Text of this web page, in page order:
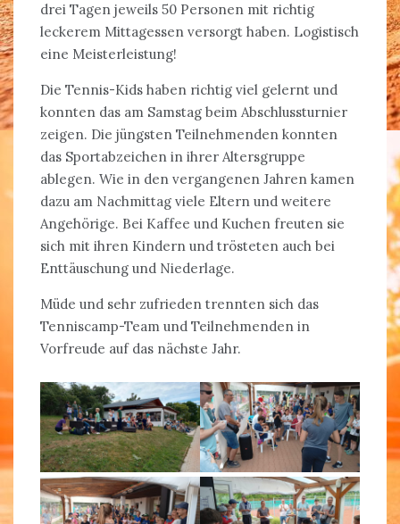
drei Tagen jeweils 50 Personen mit richtig
leckerem Mittagessen versorgt haben. Logistisch
eine Meisterleistung!
Die Tennis-Kids haben richtig viel gelernt und
konnten das am Samstag beim Abschlussturnier
zeigen. Die jüngsten Teilnehmenden konnten
das Sportabzeichen in ihrer Altersgruppe
ablegen. Wie in den vergangenen Jahren kamen
dazu am Nachmittag viele Eltern und weitere
Angehörige. Bei Kaffee und Kuchen freuten sie
sich mit ihren Kindern und trösteten auch bei
Enttäuschung und Niederlage.
Müde und sehr zufrieden trennten sich das
Tenniscamp-Team und Teilnehmenden in
Vorfreude auf das nächste Jahr.